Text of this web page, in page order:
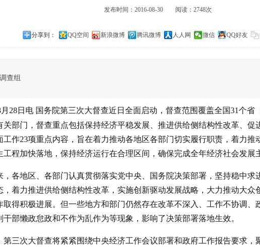
发布时间：2016-08-30 阅读：2748次
分享到： QQ空间 新浪微博 腾讯微博 人人网 微信 QQ好友
查组
28日电 国务院第三次大督查近日全面启动，督查范围覆盖全国31个省
关部门，督查重点包括保持经济平稳发展、推进供给侧结构性改革、促
工作23项重点内容，旨在着力推动各地区各部门切实履行职责，着力推
工程加快落地，保持经济运行在合理区间，确保完成全年经济社会发展
，各地区、各部门认真贯彻落实党中央、国务院决策部署，坚持稳中求
，着力推进供给侧结构性改革，实施创新驱动发展战略，大力推动大众
取得积极进展。但一些地方和部门仍然存在改革不深入、工作不协调、
干部懒政怠政和不作为乱作为等现象，影响了决策部署落地生效。
第三次大督查将紧紧围绕中央经济工作会议部署和政府工作报告要求，